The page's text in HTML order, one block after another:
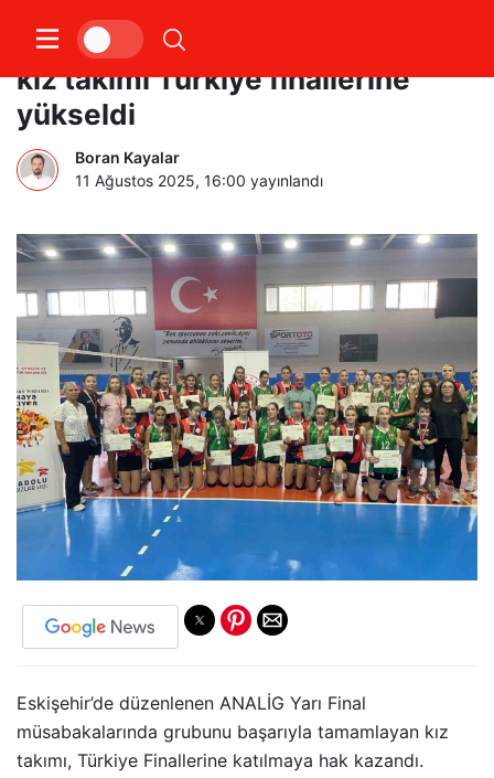
ANALİG Voleybol yarı finalinde
kız takımı Türkiye finallerine
yükseldi
Boran Kayalar
11 Ağustos 2025, 16:00 yayınlandı
Eskişehir’de düzenlenen ANALİG Yarı Final
müsabakalarında grubunu başarıyla tamamlayan kız
takımı, Türkiye Finallerine katılmaya hak kazandı.